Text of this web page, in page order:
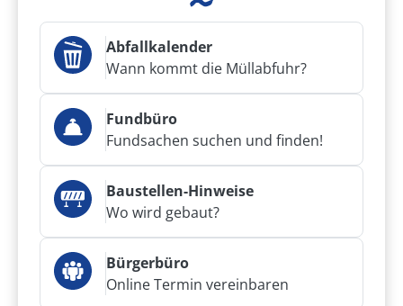
Abfallkalender
Wann kommt die Müllabfuhr?
Fundbüro
Fundsachen suchen und finden!
Baustellen-Hinweise
Wo wird gebaut?
Bürgerbüro
Online Termin vereinbaren